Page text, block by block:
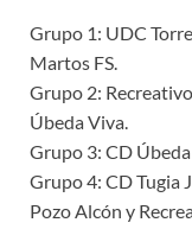
Grupo 1: UDC
Martos FS.
Grupo 2:
Úbeda Viva.
Grupo 3: CD Úbeda
Grupo 4: CD Tugia
Pozo Alcón y